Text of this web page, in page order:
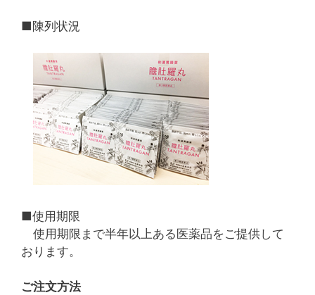
■陳列状況
■使用期限
使用期限まで半年以上ある医薬品をご提供して
おります。
ご注文方法